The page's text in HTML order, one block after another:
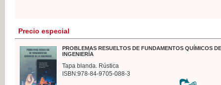
Precio especial
PROBLEMAS RESUELTOS DE FUNDAMENTOS QUÍMICOS
INGENIERÍA
Tapa blanda. Rústica
ISBN:978-84-9705-088-3